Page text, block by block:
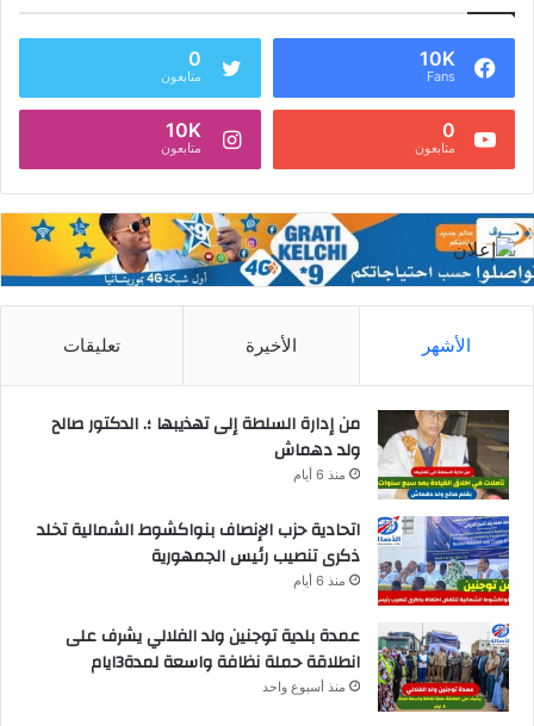
10K
Fans
0
متابعون
0
متابعون
10K
متابعون
الأشهر الأخيرة تعليقات
من إدارة السلطة إلى تهذيبها ؛. الدكتور صالح
ولد دهماش
منذ 6 أيام
اتحادية حزب الإنصاف بنواكشوط الشمالية تخلد
ذكرى تنصيب رئيس الجمهورية
منذ 6 أيام
عمدة بلدية توجنين ولد الفلالي يشرف على
انطلاقة حملة نظافة واسعة لمدة3ايام
منذ أسبوع واحد